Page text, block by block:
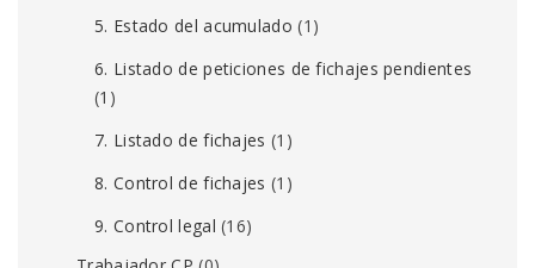
5. Estado del acumulado (1)
6. Listado de peticiones de fichajes pendientes
(1)
7. Listado de fichajes (1)
8. Control de fichajes (1)
9. Control legal (16)